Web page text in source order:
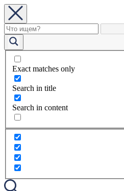
Exact matches only
Search in title
Search in content